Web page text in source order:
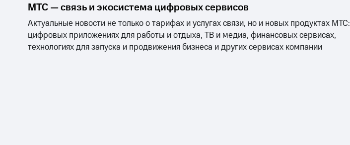
МТС — связь и экосистема цифровых сервисов
Актуальные новости не только о тарифах и услугах связи, но и новых продуктах МТС:
цифровых приложениях для работы и отдыха, ТВ и медиа, финансовых сервисах,
технологиях для запуска и продвижения бизнеса и других сервисах компании